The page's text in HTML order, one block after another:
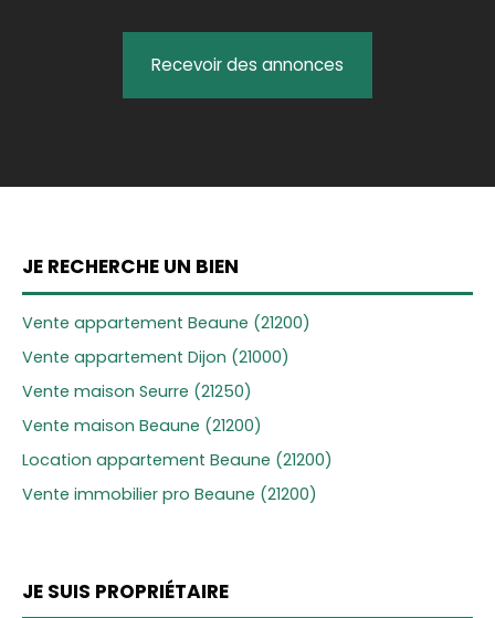
Recevoir des annonces
JE RECHERCHE UN BIEN
Vente appartement Beaune (21200)
Vente appartement Dijon (21000)
Vente maison Seurre (21250)
Vente maison Beaune (21200)
Location appartement Beaune (21200)
Vente immobilier pro Beaune (21200)
JE SUIS PROPRIÉTAIRE